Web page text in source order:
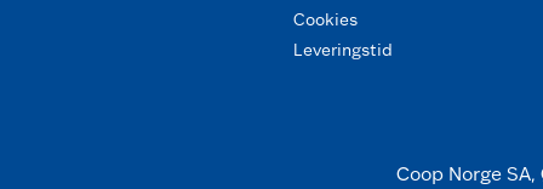
Cookies
Leveringstid
Coop Norge